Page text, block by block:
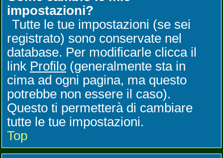
impostazioni?
Tutte le tue impostazioni (se sei
registrato) sono conservate nel
database. Per modificarle clicca il
link Profilo (generalmente sta in
cima ad ogni pagina, ma questo
potrebbe non essere il caso).
Questo ti permetterà di cambiare
tutte le tue impostazioni.
Top